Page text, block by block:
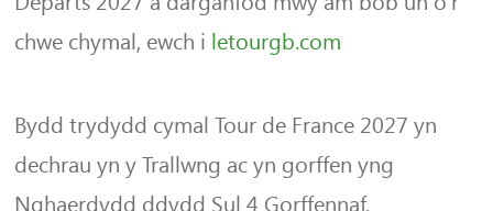
chwe chymal, ewch i letourgb.com
Bydd trydydd cymal Tour de France 2027 yn
dechrau yn y Trallwng ac yn gorffen yng
Nghaerdydd ddydd Sul 4 Gorffennaf.